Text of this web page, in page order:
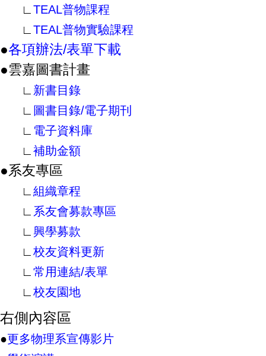
∟ TEAL普物課程
∟ TEAL普物實驗課程
●各項辦法/表單下載
●雲嘉圖書計畫
∟ 新書目錄
∟
圖書目錄/電子期刊
∟ 電子資料庫
∟ 補助金額
●系友專區
∟ 組織章程
∟ 系友會募款專區
∟ 興學募款
∟ 校友資料更新
∟ 常用連結/表單
∟ 校友園地
右側內容區
●更多物理系宣傳影片